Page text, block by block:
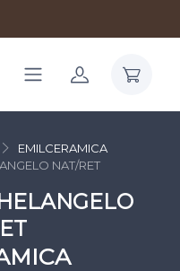
EMILCERAMICA
NAT/RET